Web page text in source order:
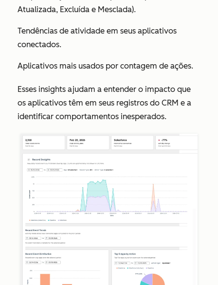
Atualizada, Excluída e Mesclada).
Tendências de atividade em seus aplicativos
conectados.
Aplicativos mais usados por contagem de ações.
Esses insights ajudam a entender o impacto que
os aplicativos têm em seus registros do CRM e a
identificar comportamentos inesperados.